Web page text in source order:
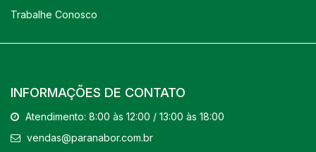
Trabalhe Conosco
INFORMAÇÕES DE CONTATO
Atendimento: 8:00 às 12:00 / 13:00 às 18:00
vendas@paranabor.com.br